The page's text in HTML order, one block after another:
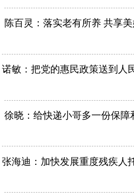
陈百灵：落实老有所养 共享
诺敏：把党的惠民政策送到人
徐晓：给快递小哥多一份保障
张海迪：加快发展重度残疾人